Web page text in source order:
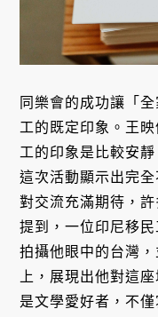
同樂會的成功讓「
工的既定印象。王
工的印象是比較安
這次活動顯示出完
對交流充滿期待，
提到，一位印尼移
拍攝他眼中的台灣
上，展現出他對這
是文學愛好者，不